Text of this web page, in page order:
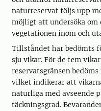
naturreservat följs upp
möjligt att undersöka
vegetationen inom och
Tillståndet har bedömts
sju vikar. För de fem
reservatsgränsen
vilket indikerar att
naturliga med avseende
täckningsgrad.